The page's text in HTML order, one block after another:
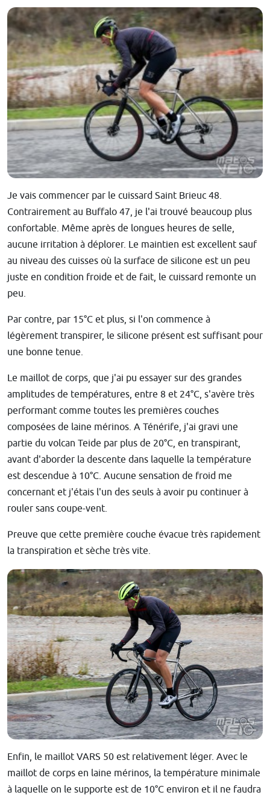
Je vais commencer par le cuissard Saint Brieuc 48.
Contrairement au Buffalo 47, je l'ai trouvé beaucoup plus
confortable. Même après de longues heures de selle,
aucune irritation à déplorer. Le maintien est excellent sauf
au niveau des cuisses où la surface de silicone est un peu
juste en condition froide et de fait, le cuissard remonte un
peu.
Par contre, par 15°C et plus, si l'on commence à
légèrement transpirer, le silicone présent est suffisant pour
une bonne tenue.
Le maillot de corps, que j'ai pu essayer sur des grandes
amplitudes de températures, entre 8 et 24°C, s'avère très
performant comme toutes les premières couches
composées de laine mérinos. A Ténérife, j'ai gravi une
partie du volcan Teide par plus de 20°C, en transpirant,
avant d'aborder la descente dans laquelle la température
est descendue à 10°C. Aucune sensation de froid me
concernant et j'étais l'un des seuls à avoir pu continuer à
rouler sans coupe-vent.
Preuve que cette première couche évacue très rapidement
la transpiration et sèche très vite.
Enfin, le maillot VARS 50 est relativement léger. Avec le
maillot de corps en laine mérinos, la température minimale
à laquelle on le supporte est de 10°C environ et il ne faudra